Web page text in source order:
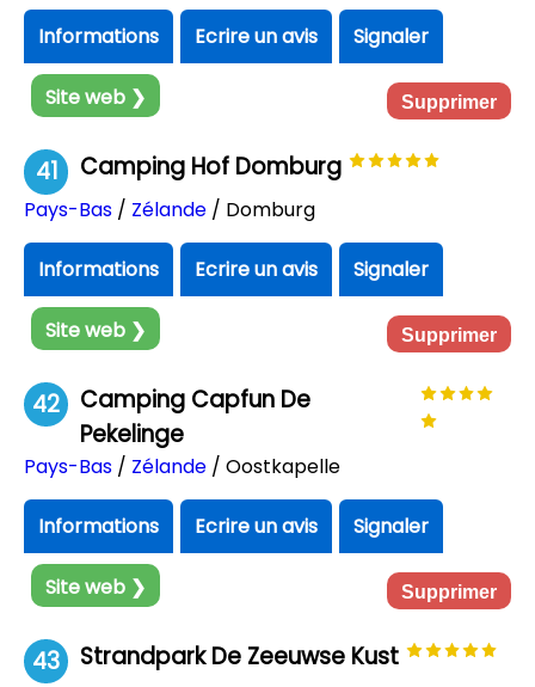
Informations Ecrire un avis Signaler
Site web ❯ Supprimer
41 Camping Hof Domburg
Pays-Bas / Zélande / Domburg
Informations Ecrire un avis Signaler
Site web ❯ Supprimer
42
Camping Capfun De
Pekelinge
Pays-Bas / Zélande / Oostkapelle
Informations Ecrire un avis Signaler
Site web ❯ Supprimer
43 Strandpark De Zeeuwse Kust